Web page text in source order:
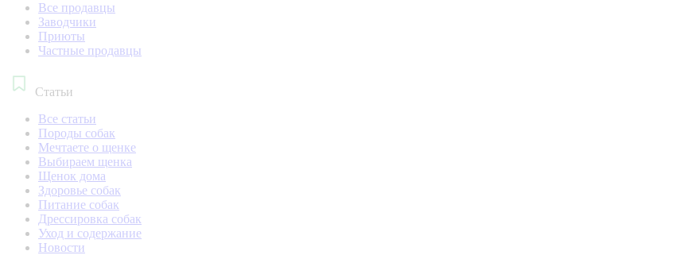
Все продавцы
Заводчики
Приюты
Частные продавцы
Статьи
Все статьи
Породы собак
Мечтаете о щенке
Выбираем щенка
Щенок дома
Здоровье собак
Питание собак
Дрессировка собак
Уход и содержание
Новости